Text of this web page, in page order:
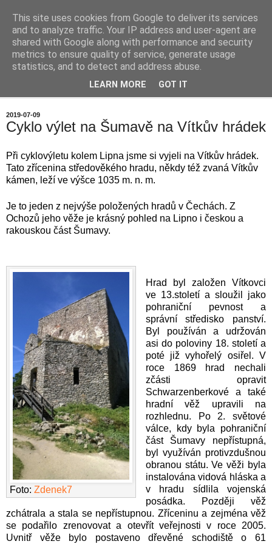
Chalupa na horách
2019-07-09
Cyklo výlet na Šumavě na Vítkův hrádek
Při cyklovýletu kolem Lipna jsme si vyjeli na Vítkův hrádek.
Tato zřícenina středověkého hradu, někdy též zvaná Vítkův
kámen, leží ve výšce 1035 m. n. m.
Je to jeden z nejvýše položených hradů v Čechách. Z
Ochozů jeho věže je krásný pohled na Lipno i českou a
rakouskou část Šumavy.
Foto: Zdenek7
Hrad byl založen Vítkovci
ve 13.století a sloužil jako
pohraniční pevnost a
správní středisko panství.
Byl používán a udržován
asi do poloviny 18. století a
poté již vyhořelý osiřel. V
roce 1869 hrad nechali
zčásti opravit
Schwarzenberkové a také
hradní věž upravili na
rozhlednu. Po 2. světové
válce, kdy byla pohraniční
část Šumavy nepřístupná,
byl využíván protivzdušnou
obranou státu. Ve věži byla
instalována vidová hláska a
v hradu sídlila vojenská
posádka. Později věž
zchátrala a stala se nepřístupnou. Zříceninu a zejména věž
se podařilo zrenovovat a otevřít veřejnosti v roce 2005.
Uvnitř věže bylo postaveno dřevěné schodiště o 61
This site uses cookies from Google to deliver its services
and to analyze traffic. Your IP address and user-agent are
shared with Google along with performance and security
metrics to ensure quality of service, generate usage
statistics, and to detect and address abuse.
LEARN MORE GOT IT